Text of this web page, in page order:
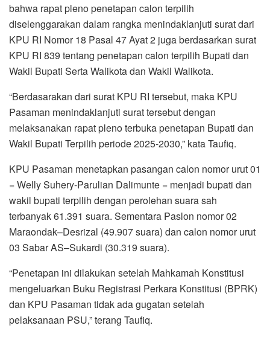
bahwa rapat pleno penetapan calon terpilih
diselenggarakan dalam rangka menindaklanjuti surat dari
KPU RI Nomor 18 Pasal 47 Ayat 2 juga berdasarkan surat
KPU RI 839 tentang penetapan calon terpilih Bupati dan
Wakil Bupati Serta Walikota dan Wakil Walikota.
“Berdasarakan dari surat KPU RI tersebut, maka KPU
Pasaman menindaklanjuti surat tersebut dengan
melaksanakan rapat pleno terbuka penetapan Bupati dan
Wakil Bupati Terpilih periode 2025-2030,” kata Taufiq.
KPU Pasaman menetapkan pasangan calon nomor urut 01
= Welly Suhery-Parulian Dalimunte = menjadi bupati dan
wakil bupati terpilih dengan perolehan suara sah
terbanyak 61.391 suara. Sementara Paslon nomor 02
Maraondak–Desrizal (49.907 suara) dan calon nomor urut
03 Sabar AS–Sukardi (30.319 suara).
“Penetapan ini dilakukan setelah Mahkamah Konstitusi
mengeluarkan Buku Registrasi Perkara Konstitusi (BPRK)
dan KPU Pasaman tidak ada gugatan setelah
pelaksanaan PSU,” terang Taufiq.